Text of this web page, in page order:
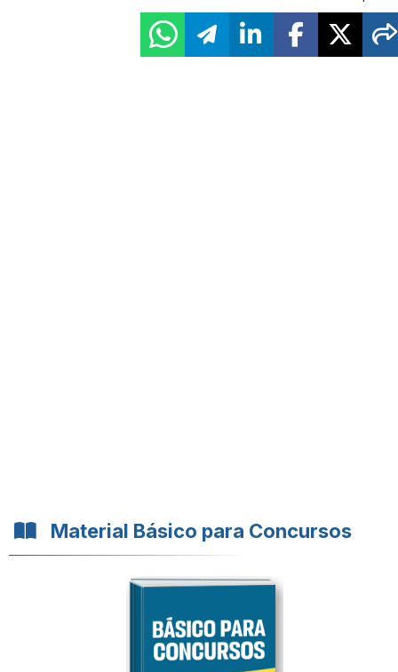
Material Básico para Concursos